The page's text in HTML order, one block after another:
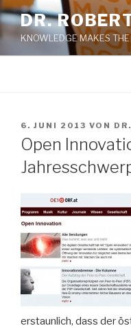
Zum
Inhalt
springen
DR.
KNOWLEDGE MAKES
VERÖFFENTLICHT
AM
6. JUNI 2013 VON
Open
erstaunlich, dass der